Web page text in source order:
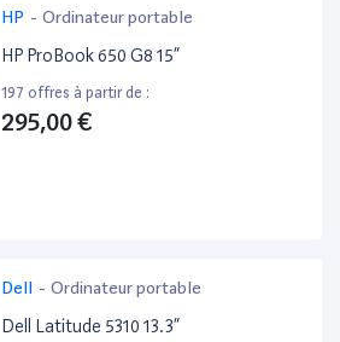
HP - Ordinateur portable
HP ProBook 650 G8 15”
197 offres à partir de :
295,00 €
Dell - Ordinateur portable
Dell Latitude 5310 13.3”